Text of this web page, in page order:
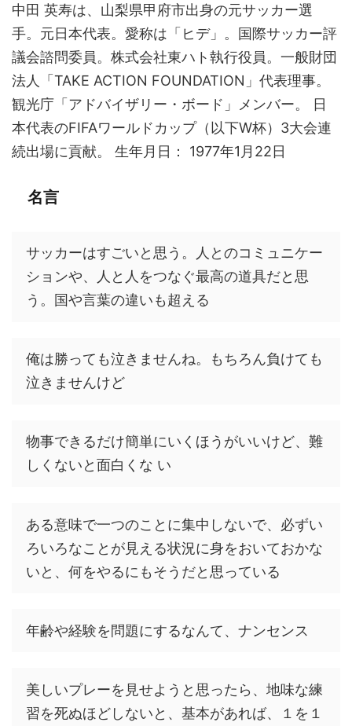
中田 英寿は、山梨県甲府市出身の元サッカー選
手。元日本代表。愛称は「ヒデ」。国際サッカー評
議会諮問委員。株式会社東ハト執行役員。一般財団
法人「TAKE ACTION FOUNDATION」代表理事。
観光庁「アドバイザリー・ボード」メンバー。 日
本代表のFIFAワールドカップ（以下W杯）3大会連
続出場に貢献。 生年月日： 1977年1月22日
名言
サッカーはすごいと思う。人とのコミュニケー
ションや、人と人をつなぐ最高の道具だと思
う。国や言葉の違いも超える
俺は勝っても泣きませんね。もちろん負けても
泣きませんけど
物事できるだけ簡単にいくほうがいいけど、難
しくないと面白くな い
ある意味で一つのことに集中しないで、必ずい
ろいろなことが見える状況に身をおいておかな
いと、何をやるにもそうだと思っている
年齢や経験を問題にするなんて、ナンセンス
美しいプレーを見せようと思ったら、地味な練
習を死ぬほどしないと、基本があれば、１を１